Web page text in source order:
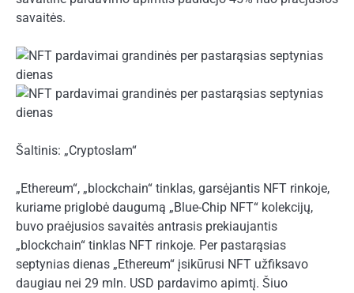
savaitės.
Šaltinis: „Cryptoslam“
„Ethereum“, „blockchain“ tinklas, garsėjantis NFT rinkoje,
kuriame priglobė daugumą „Blue-Chip NFT“ kolekcijų,
buvo praėjusios savaitės antrasis prekiaujantis
„blockchain“ tinklas NFT rinkoje. Per pastarąsias
septynias dienas „Ethereum“ įsikūrusi NFT užfiksavo
daugiau nei 29 mln. USD pardavimo apimtį. Šiuo